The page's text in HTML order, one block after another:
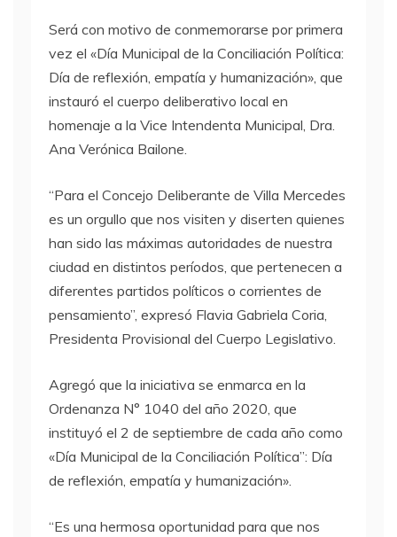
Será con motivo de conmemorarse por primera
vez el «Día Municipal de la Conciliación Política:
Día de reflexión, empatía y humanización», que
instauró el cuerpo deliberativo local en
homenaje a la Vice Intendenta Municipal, Dra.
Ana Verónica Bailone.
“Para el Concejo Deliberante de Villa Mercedes
es un orgullo que nos visiten y diserten quienes
han sido las máximas autoridades de nuestra
ciudad en distintos períodos, que pertenecen a
diferentes partidos políticos o corrientes de
pensamiento”, expresó Flavia Gabriela Coria,
Presidenta Provisional del Cuerpo Legislativo.
Agregó que la iniciativa se enmarca en la
Ordenanza N° 1040 del año 2020, que
instituyó el 2 de septiembre de cada año como
«Día Municipal de la Conciliación Política”: Día
de reflexión, empatía y humanización».
“Es una hermosa oportunidad para que nos